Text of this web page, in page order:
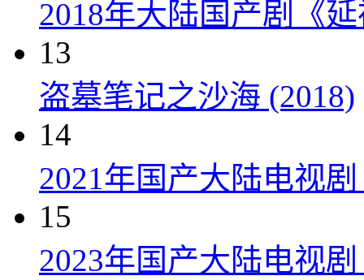
2018年大陆国产剧《
13
盗墓笔记之沙海 (2018)
14
2021年国产大陆电视
15
2023年国产大陆电视